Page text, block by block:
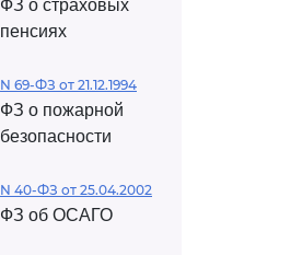
ФЗ о страховых
пенсиях
N 69-ФЗ от 21.12.1994
ФЗ о пожарной
безопасности
N 40-ФЗ от 25.04.2002
ФЗ об ОСАГО